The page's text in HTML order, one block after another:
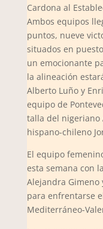
Cardona al
Ambos equipos
puntos, nueve
situados en
un emocionante
la alineación
Alberto Luño y
equipo de
talla del nigeriano
hispano-chileno
El equipo
esta semana con
Alejandra Gimeno
para enfrentarse
Mediterráneo-